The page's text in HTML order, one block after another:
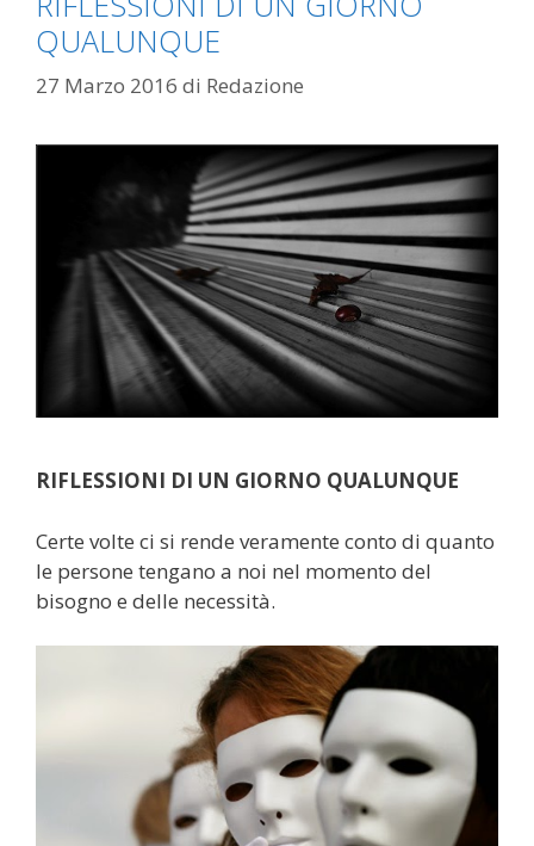
QUALUNQUE
27 Marzo 2016 di Redazione
RIFLESSIONI DI UN GIORNO QUALUNQUE
Certe volte ci si rende veramente conto di quanto
le persone tengano a noi nel momento del
bisogno e delle necessità.